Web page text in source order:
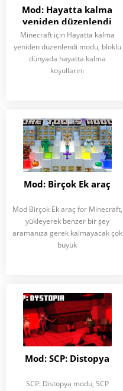
Mod: Hayatta kalma
yeniden düzenlendi
Minecraft için Hayatta kalma
yeniden düzenlendi modu, bloklu
dünyada hayatta kalma
koşullarını
Mod: Birçok Ek araç
Mod Birçok Ek araç for Minecraft,
yükleyerek benzer bir şey
aramanıza gerek kalmayacak çok
büyük
Mod: SCP: Distopya
SCP: Distopya modu, SCP